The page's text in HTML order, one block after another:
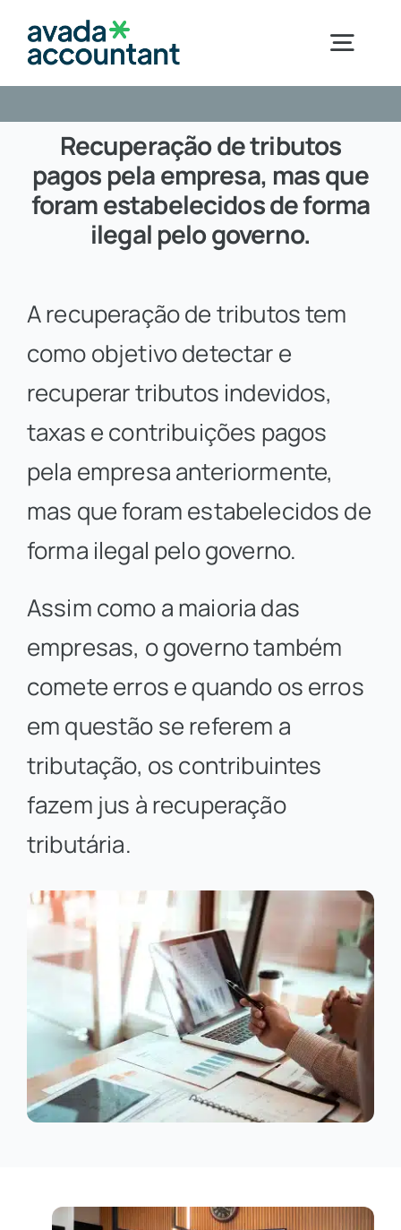
Home
Sobre a Ayuso
Segmentos
Serviços
Novidades
Contato Comercial
Recuperação de tributos
pagos pela empresa, mas que
foram estabelecidos de forma
ilegal pelo governo.
A recuperação de tributos tem
como objetivo detectar e
recuperar tributos indevidos,
taxas e contribuições pagos
pela empresa anteriormente,
mas que foram estabelecidos de
forma ilegal pelo governo.
Assim como a maioria das
empresas, o governo também
comete erros e quando os erros
em questão se referem a
tributação, os contribuintes
fazem jus à recuperação
tributária.